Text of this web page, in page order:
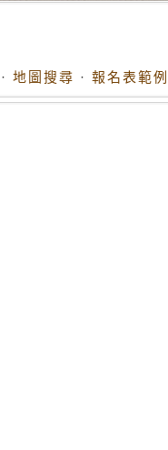
· 地圖搜尋 · 報名表範例